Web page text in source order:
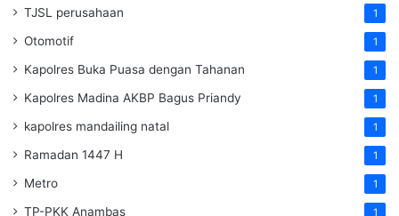
TJSL perusahaan 1
Otomotif 1
Kapolres Buka Puasa dengan Tahanan 1
Kapolres Madina AKBP Bagus Priandy 1
kapolres mandailing natal 1
Ramadan 1447 H 1
Metro 1
TP-PKK Anambas 1